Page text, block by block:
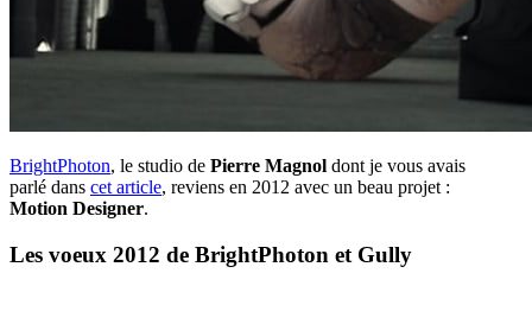
BrightPhoton, le studio de Pierre Magnol dont je vous avais
parlé dans cet article, reviens en 2012 avec un beau projet :
Motion Designer.
Les voeux 2012 de BrightPhoton et Gully